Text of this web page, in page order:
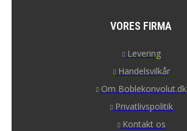
VORES FIRMA
Levering
Handelsvilkår
Om Boblekonvolut.dk
Privatlivspolitik
Kontakt os